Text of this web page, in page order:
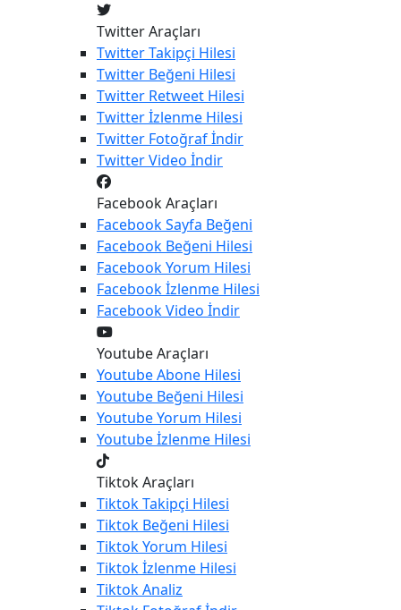
Twitter Araçları
TwitterTakipçi Hilesi
Twitter Beğeni Hilesi
Twitter Retweet Hilesi
Twitterİzlenme Hilesi
Twitter Fotoğraf İndir
TwitterVideo İndir
Facebook Araçları
FacebookSayfa Beğeni
Facebook Beğeni Hilesi
FacebookYorum Hilesi
Facebookİzlenme Hilesi
FacebookVideo İndir
Youtube Araçları
YoutubeAbone Hilesi
Youtube Beğeni Hilesi
YoutubeYorum Hilesi
Youtubeİzlenme Hilesi
Tiktok Araçları
TiktokTakipçi Hilesi
Tiktok Beğeni Hilesi
TiktokYorum Hilesi
Tiktokİzlenme Hilesi
TiktokAnaliz